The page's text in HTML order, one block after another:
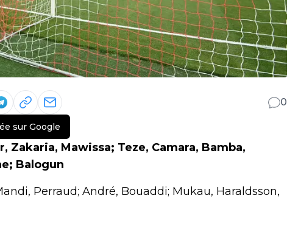
0
sur Google
Zakaria, Mawissa; Teze, Camara, Bamba,
Balogun
Perraud; André, Bouaddi; Mukau, Haraldsson,